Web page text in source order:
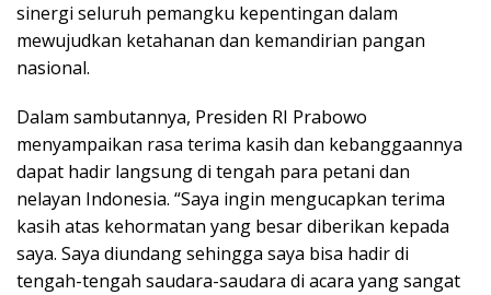
sinergi seluruh pemangku kepentingan dalam
mewujudkan ketahanan dan kemandirian pangan
nasional.
Dalam sambutannya, Presiden RI Prabowo
menyampaikan rasa terima kasih dan kebanggaannya
dapat hadir langsung di tengah para petani dan
nelayan Indonesia. “Saya ingin mengucapkan terima
kasih atas kehormatan yang besar diberikan kepada
saya. Saya diundang sehingga saya bisa hadir di
tengah-tengah saudara-saudara di acara yang sangat